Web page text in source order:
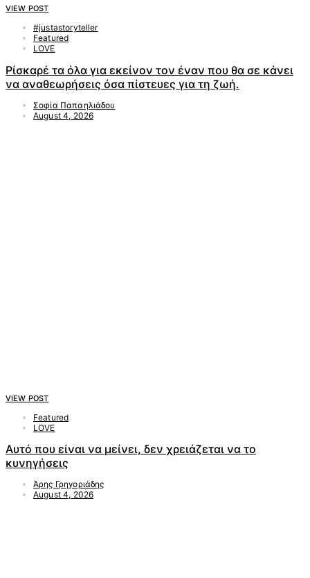
VIEW POST
#justastoryteller
Featured
LOVE
Ρίσκαρέ τα όλα για εκείνον τον έναν που θα σε κάνει
να αναθεωρήσεις όσα πίστευες για τη ζωή.
Σοφία Παπαηλιάδου
August 4, 2026
VIEW POST
Featured
LOVE
Αυτό που είναι να μείνει, δεν χρειάζεται να το
κυνηγήσεις
Άρης Γρηγοριάδης
August 4, 2026